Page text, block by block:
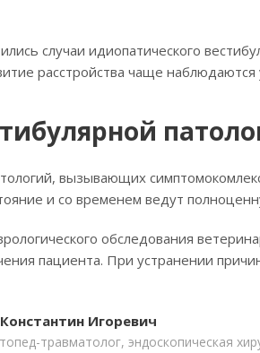
случаи идиопатического
расстройства чаще
вызывающих
и со временем ведут
обследования
пациента. При устранении
Игоревич
травматолог, эндоскопическая